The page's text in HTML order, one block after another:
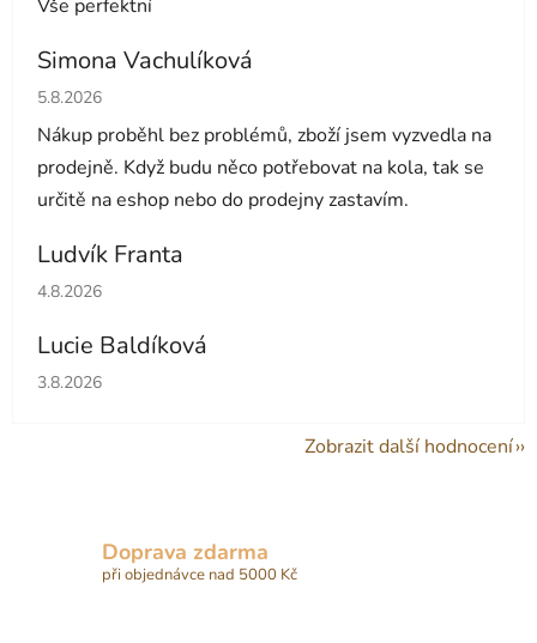
Vše perfektní
Simona Vachulíková
Hodnocení obchodu je 5 z 5 hvězdiček.
5.8.2026
Nákup proběhl bez problémů, zboží jsem vyzvedla na
prodejně. Když budu něco potřebovat na kola, tak se
určitě na eshop nebo do prodejny zastavím.
Ludvík Franta
Hodnocení obchodu je 5 z 5 hvězdiček.
4.8.2026
Lucie Baldíková
Hodnocení obchodu je 5 z 5 hvězdiček.
3.8.2026
Zobrazit další hodnocení
Doprava zdarma
při objednávce nad 5000 Kč